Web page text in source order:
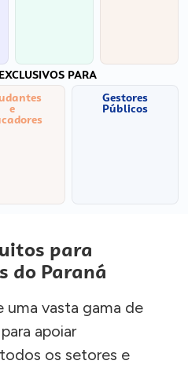
PARA
e
Gestores
Públicos
para
do Paraná
uma vasta gama de
apoiar
os setores e